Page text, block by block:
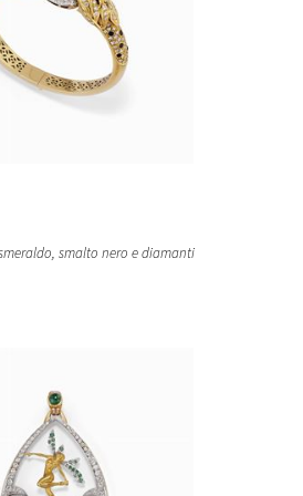
smalto nero e diamanti